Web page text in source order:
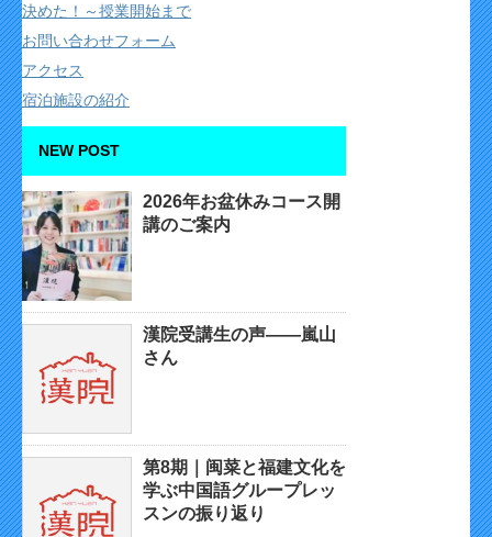
決めた！～授業開始まで
お問い合わせフォーム
アクセス
宿泊施設の紹介
NEW POST
2026年お盆休みコース開
講のご案内
漢院受講生の声——嵐山
さん
第8期｜闽菜と福建文化を
学ぶ中国語グループレッ
スンの振り返り